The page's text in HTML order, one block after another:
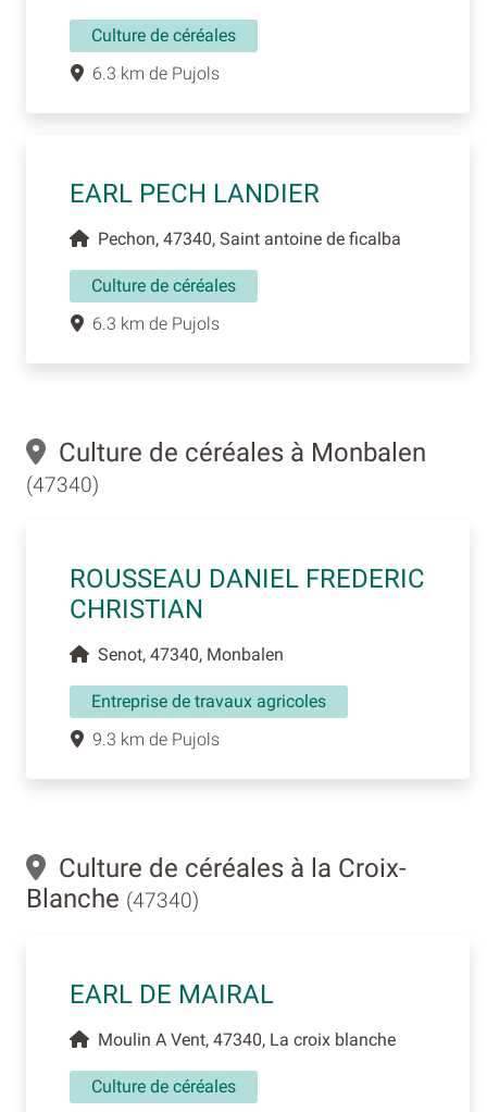
Culture de céréales
6.3 km de Pujols
EARL PECH LANDIER
Pechon, 47340, Saint antoine de ficalba
Culture de céréales
6.3 km de Pujols
Culture de céréales à Monbalen
(47340)
ROUSSEAU DANIEL FREDERIC
CHRISTIAN
Senot, 47340, Monbalen
Entreprise de travaux agricoles
9.3 km de Pujols
Culture de céréales à la Croix-
Blanche (47340)
EARL DE MAIRAL
Moulin A Vent, 47340, La croix blanche
Culture de céréales